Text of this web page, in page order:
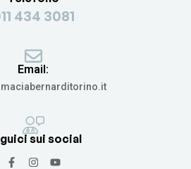
434 3081
Email:
sui social